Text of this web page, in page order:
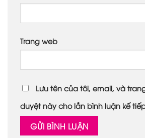
Trang web
Lưu tên của tôi, email, và
duyệt này cho lần bình luận kế